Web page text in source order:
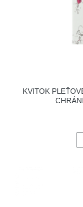
KVITOK